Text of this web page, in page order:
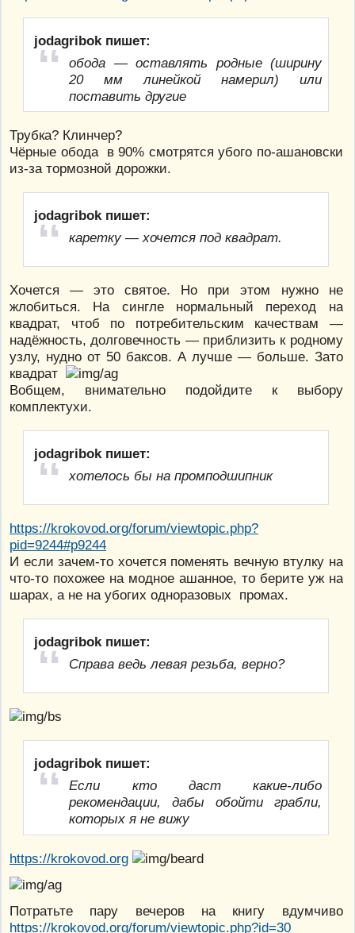
jodagribok пишет:
обода — оставлять родные (ширину
20 мм линейкой намерил) или
поставить другие
Трубка? Клинчер?
Чёрные обода в 90% смотрятся убого по-ашановски
из-за тормозной дорожки.
jodagribok пишет:
каретку — хочется под квадрат.
Хочется — это святое. Но при этом нужно не
жлобиться. На сингле нормальный переход на
квадрат, чтоб по потребительским качествам —
надёжность, долговечность — приблизить к родному
узлу, нудно от 50 баксов. А лучше — больше. Зато
квадрат
Вобщем, внимательно подойдите к выбору
комплектухи.
jodagribok пишет:
хотелось бы на промподшипник
https://krokovod.org/forum/viewtopic.php?
pid=9244#p9244
И если зачем-то хочется поменять вечную втулку на
что-то похожее на модное ашанное, то берите уж на
шарах, а не на убогих одноразовых промах.
jodagribok пишет:
Справа ведь левая резьба, верно?
jodagribok пишет:
Если кто даст какие-либо
рекомендации, дабы обойти грабли,
которых я не вижу
https://krokovod.org
Потратьте пару вечеров на книгу вдумчиво
https://krokovod.org/forum/viewtopic.php?id=30